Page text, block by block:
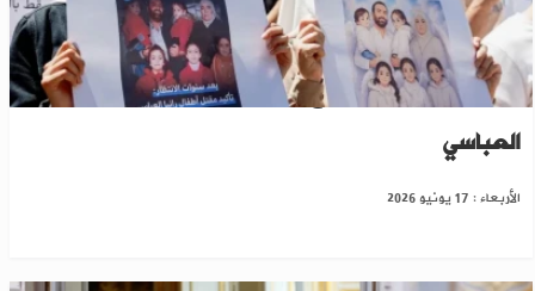
دمشق: الرئيس الشرع يستقبل والد الدكتورة رانيا
العباسي
الأربعاء : 17 يونيو 2026